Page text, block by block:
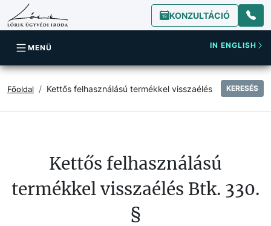
KONZULTÁCIÓ
MENÜ IN ENGLISH
Főoldal Kettős felhasználású termékkel visszaélés KERESÉS
Kettős felhasználású
termékkel visszaélés Btk. 330.
§